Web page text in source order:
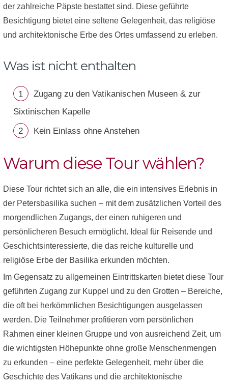
der zahlreiche Päpste bestattet sind. Diese geführte
Besichtigung bietet eine seltene Gelegenheit, das religiöse
und architektonische Erbe des Ortes umfassend zu erleben.
Was ist nicht enthalten
Zugang zu den Vatikanischen Museen & zur
Sixtinischen Kapelle
Kein Einlass ohne Anstehen
Warum diese Tour wählen?
Diese Tour richtet sich an alle, die ein intensives Erlebnis in
der Petersbasilika suchen – mit dem zusätzlichen Vorteil des
morgendlichen Zugangs, der einen ruhigeren und
persönlicheren Besuch ermöglicht. Ideal für Reisende und
Geschichtsinteressierte, die das reiche kulturelle und
religiöse Erbe der Basilika erkunden möchten.
Im Gegensatz zu allgemeinen Eintrittskarten bietet diese Tour
geführten Zugang zur Kuppel und zu den Grotten – Bereiche,
die oft bei herkömmlichen Besichtigungen ausgelassen
werden. Die Teilnehmer profitieren vom persönlichen
Rahmen einer kleinen Gruppe und von ausreichend Zeit, um
die wichtigsten Höhepunkte ohne große Menschenmengen
zu erkunden – eine perfekte Gelegenheit, mehr über die
Geschichte des Vatikans und die architektonische